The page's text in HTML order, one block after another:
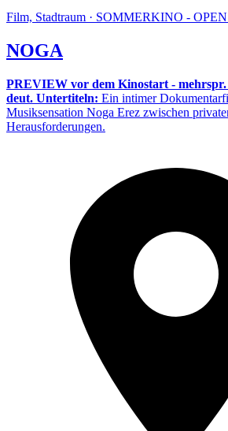
Film, Stadtraum · SOMMERKINO -
NOGA
PREVIEW vor dem Kinostart -
deut. Untertiteln: Ein intimer
Musiksensation Noga Erez zwischen
Herausforderungen.